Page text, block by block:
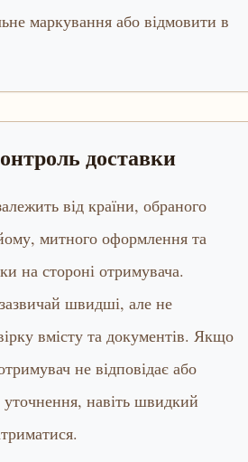
маркування або відмовити в
доставки
від країни, обраного
митного оформлення та
на стороні отримувача.
швидші, але не
вмісту та документів. Якщо
не відповідає або
навіть швидкий